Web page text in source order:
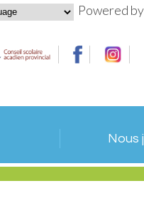
Powered by
Nous